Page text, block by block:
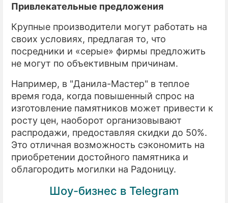
Привлекательные предложения
Крупные производители могут работать на
своих условиях, предлагая то, что
посредники и «серые» фирмы предложить
не могут по объективным причинам.
Например, в "Данила-Мастер" в теплое
время года, когда повышенный спрос на
изготовление памятников может привести к
росту цен, наоборот организовывают
распродажи, предоставляя скидки до 50%.
Это отличная возможность сэкономить на
приобретении достойного памятника и
облагородить могилки на Радоницу.
Шоу-бизнес в Telegram